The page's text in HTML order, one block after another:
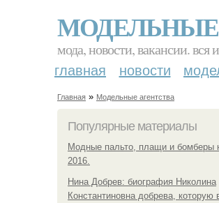
МОДЕЛЬНЫЕ
мода, новости, вакансии.
главная новости
Главная » Модельные агентства
Популярные материалы
Модные пальто, плащи и бомберы
2016.
Нина Добрев: биография Николина
Константиновна добрева, которую